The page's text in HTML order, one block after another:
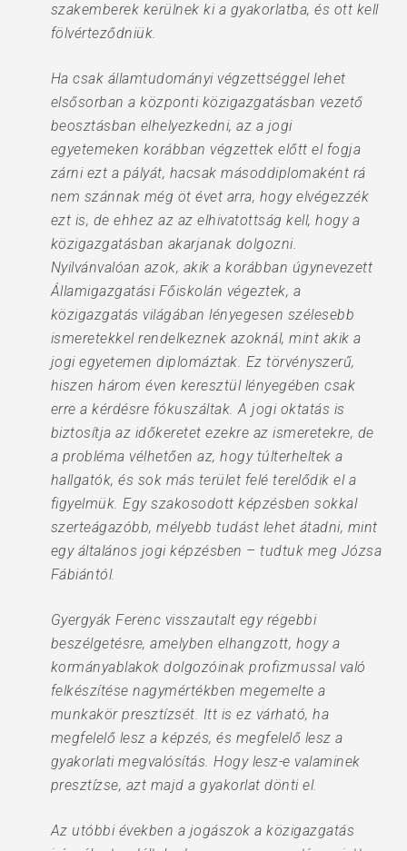
szakemberek kerülnek ki a gyakorlatba, és ott kell
fölvérteződniük.
Ha csak államtudományi végzettséggel lehet
elsősorban a központi közigazgatásban vezető
beosztásban elhelyezkedni, az a jogi
egyetemeken korábban végzettek előtt el fogja
zárni ezt a pályát, hacsak másoddiplomaként rá
nem szánnak még öt évet arra, hogy elvégezzék
ezt is, de ehhez az az elhivatottság kell, hogy a
közigazgatásban akarjanak dolgozni.
Nyilvánvalóan azok, akik a korábban úgynevezett
Államigazgatási Főiskolán végeztek, a
közigazgatás világában lényegesen szélesebb
ismeretekkel rendelkeznek azoknál, mint akik a
jogi egyetemen diplomáztak. Ez törvényszerű,
hiszen három éven keresztül lényegében csak
erre a kérdésre fókuszáltak. A jogi oktatás is
biztosítja az időkeretet ezekre az ismeretekre, de
a probléma vélhetően az, hogy túlterheltek a
hallgatók, és sok más terület felé terelődik el a
figyelmük. Egy szakosodott képzésben sokkal
szerteágazóbb, mélyebb tudást lehet átadni, mint
egy általános jogi képzésben – tudtuk meg Józsa
Fábiántól.
Gyergyák Ferenc visszautalt egy régebbi
beszélgetésre, amelyben elhangzott, hogy a
kormányablakok dolgozóinak profizmussal való
felkészítése nagymértékben megemelte a
munkakör presztízsét. Itt is ez várható, ha
megfelelő lesz a képzés, és megfelelő lesz a
gyakorlati megvalósítás. Hogy lesz-e valaminek
presztízse, azt majd a gyakorlat dönti el.
Az utóbbi években a jogászok a közigazgatás